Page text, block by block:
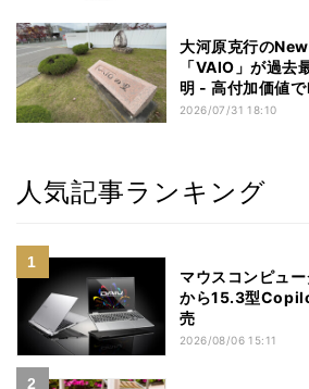
大河原克行の
「VAIO」が過去
明 - 高付加価値
す
2026/07/31 18:10
人気記事ランキング
マウスコンピュ
から15.3型
売
2026/08/06 15:11